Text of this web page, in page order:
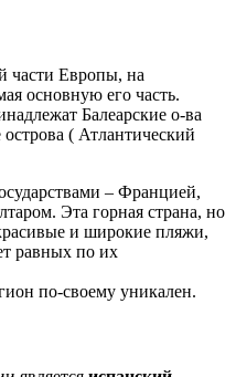
части Европы, на
основную его часть.
Балеарские о-ва
( Атлантический
– Францией,
Эта горная страна, но
и широкие пляжи,
равных по их
по-своему уникален.